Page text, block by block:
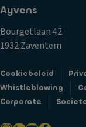
er
c
h
n
g
a
a
B
t
e
s
pi
e
g
o
p
p
in
g
m
Ayvens
Bourgetlaan 42
1932 Zaventem
Cookiebeleid
Whistleblowing
Corporate